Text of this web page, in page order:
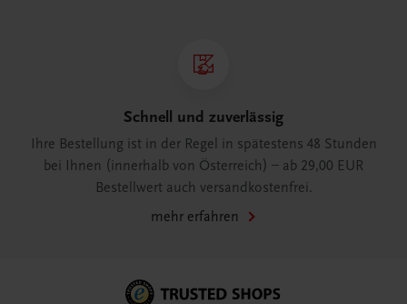
Schnell und zuverlässig
Ihre Bestellung ist in der Regel in spätestens 48 Stunden
bei Ihnen (innerhalb von Österreich) – ab 29,00 EUR
Bestellwert auch versandkostenfrei.
mehr erfahren